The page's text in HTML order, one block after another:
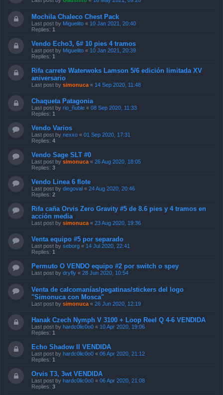
Mochila Chaleco Chest Pack
Last post by Miguelito « 10 Jan 2021, 20:40
Replies: 1
Vendo Echo3, 6# 10 pies 4 tramos
Last post by Miguelito « 10 Jan 2021, 20:39
Replies: 1
Rifa carrete Waterwoks Lamson 5/6 edición limitada XV
aniversario
Last post by simonuca « 14 Sep 2020, 11:48
Chaqueta Patagonia
Last post by rio_ñuble « 08 Sep 2020, 11:33
Replies: 1
Vendo Varios
Last post by nexxo « 01 Sep 2020, 17:31
Replies: 4
Vendo Sage SLT #0
Last post by simonuca « 26 Aug 2020, 18:05
Replies: 3
Vendo Linea 6 flote
Last post by diegoval « 24 Aug 2020, 20:46
Replies: 2
Rifa caña Orvis Zero Gravity #5 de 8.6 pies y 4 tramos en
acción media
Last post by simonuca « 23 Aug 2020, 19:36
Venta equipo #5 por separado
Last post by seborg « 14 Jul 2020, 22:41
Replies: 1
Permuto O VENDO equipo #2 por switch o spey
Last post by dryfly « 28 Jun 2020, 10:54
Venta de calcomanías/pegatinas/stickers del logo
"Simonuca con Mosca"
Last post by simonuca « 26 Jun 2020, 12:19
Hanak Czech Nymph V 3100 + Loop Reel Q 4-6 VENDIDA
Last post by hardc0lic0o0 « 10 Apr 2020, 19:06
Replies: 1
Echo Shadow II VENDIDA
Last post by hardc0lic0o0 « 06 Apr 2020, 21:12
Replies: 1
Orvis T3, 3wt VENDIDA
Last post by hardc0lic0o0 « 06 Apr 2020, 21:08
Replies: 3